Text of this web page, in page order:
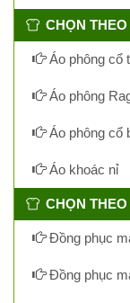
CHỌN
Áo phông cổ
Áo phông
Áo phông cổ
Áo khoác nỉ
CHỌN
Đồng phục
Đồng phục